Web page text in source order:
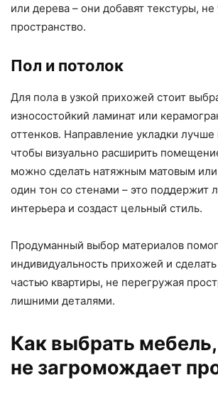
или дерева – они добавят текстуры,
пространство.
Пол и потолок
Для пола в узкой прихожей стоит
износостойкий ламинат или
оттенков. Направление укладки лучше
чтобы визуально расширить
можно сделать натяжным матовым или
один тон со стенами – это поддержит
интерьера и создаст цельный стиль.
Продуманный выбор материалов
индивидуальность прихожей и
частью квартиры, не перегружая
лишними деталями.
Как выбрать
не загромождает